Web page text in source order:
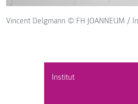
Institut
Vincent Delgmann © FH JOANNEUM /